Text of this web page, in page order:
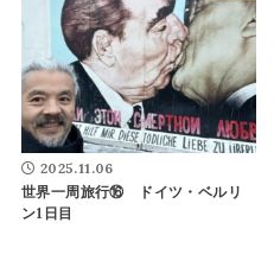
2025.11.06
世界一周旅行⑯ ドイツ・ベルリ
ン1日目